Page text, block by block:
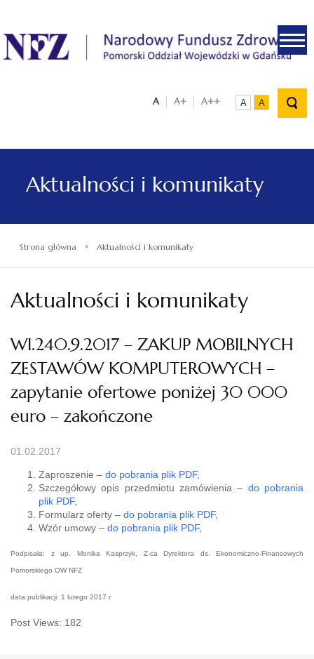
.
A A+ A++ A A
Aktualności i komunikaty
Strona główna › Aktualności i komunikaty
Aktualności i komunikaty
WI.240.9.2017 – ZAKUP MOBILNYCH
ZESTAWÓW KOMPUTEROWYCH –
zapytanie ofertowe poniżej 30 000
euro – zakończone
01.02.2017
Zaproszenie – do pobrania plik PDF,
Szczegółowy opis przedmiotu zamówienia – do pobrania
plik PDF,
Formularz oferty – do pobrania plik PDF,
Wzór umowy – do pobrania plik PDF,
Podpisała: z up. Monika Kasprzyk, Z-ca Dyrektora ds. Ekonomiczno-Finansowych
Pomorskiego OW NFZ
data publikacji: 1 lutego 2017 r
Post Views: 182